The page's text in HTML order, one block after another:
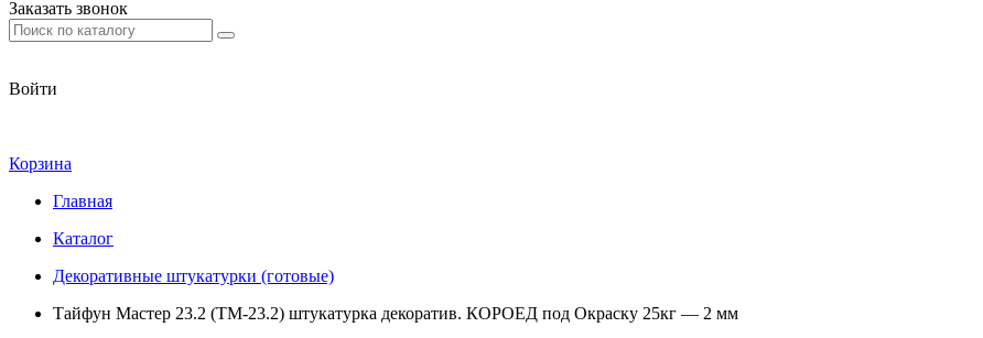
Заказать звонок
Войти
Корзина
Главная
Каталог
Декоративные штукатурки (готовые)
Тайфун Мастер 23.2 (ТМ-23.2) штукатурка декоратив. КОРОЕД под Окраску 25кг — 2 мм